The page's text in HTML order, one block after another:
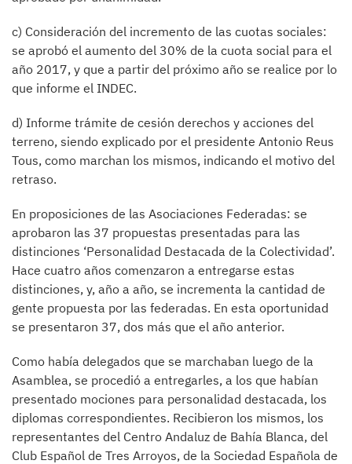
c) Consideración del incremento de las cuotas sociales:
se aprobó el aumento del 30% de la cuota social para el
año 2017, y que a partir del próximo año se realice por lo
que informe el INDEC.
d) Informe trámite de cesión derechos y acciones del
terreno, siendo explicado por el presidente Antonio Reus
Tous, como marchan los mismos, indicando el motivo del
retraso.
En proposiciones de las Asociaciones Federadas: se
aprobaron las 37 propuestas presentadas para las
distinciones ‘Personalidad Destacada de la Colectividad’.
Hace cuatro años comenzaron a entregarse estas
distinciones, y, año a año, se incrementa la cantidad de
gente propuesta por las federadas. En esta oportunidad
se presentaron 37, dos más que el año anterior.
Como había delegados que se marchaban luego de la
Asamblea, se procedió a entregarles, a los que habían
presentado mociones para personalidad destacada, los
diplomas correspondientes. Recibieron los mismos, los
representantes del Centro Andaluz de Bahía Blanca, del
Club Español de Tres Arroyos, de la Sociedad Española de